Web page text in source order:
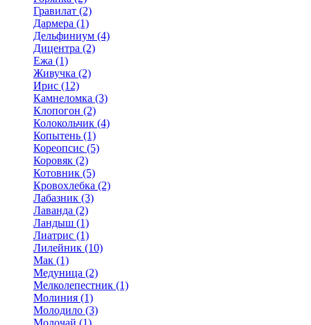
Гравилат (2)
Дармера (1)
Дельфиниум (4)
Дицентра (2)
Ежа (1)
Живучка (2)
Ирис (12)
Камнеломка (3)
Клопогон (2)
Колокольчик (4)
Копытень (1)
Кореопсис (5)
Коровяк (2)
Котовник (5)
Кровохлебка (2)
Лабазник (3)
Лаванда (2)
Ландыш (1)
Лиатрис (1)
Лилейник (10)
Мак (1)
Медуница (2)
Мелколепестник (1)
Молиния (1)
Молодило (3)
Молочай (1)